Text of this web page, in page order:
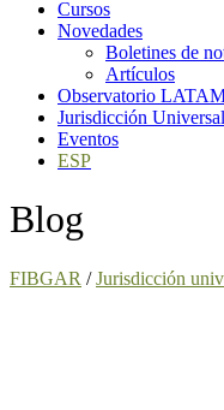
Cursos
Novedades
Boletines de
Artículos
Observatorio
Jurisdicción Universal
Eventos
ESP
Blog
FIBGAR /Jurisdicción